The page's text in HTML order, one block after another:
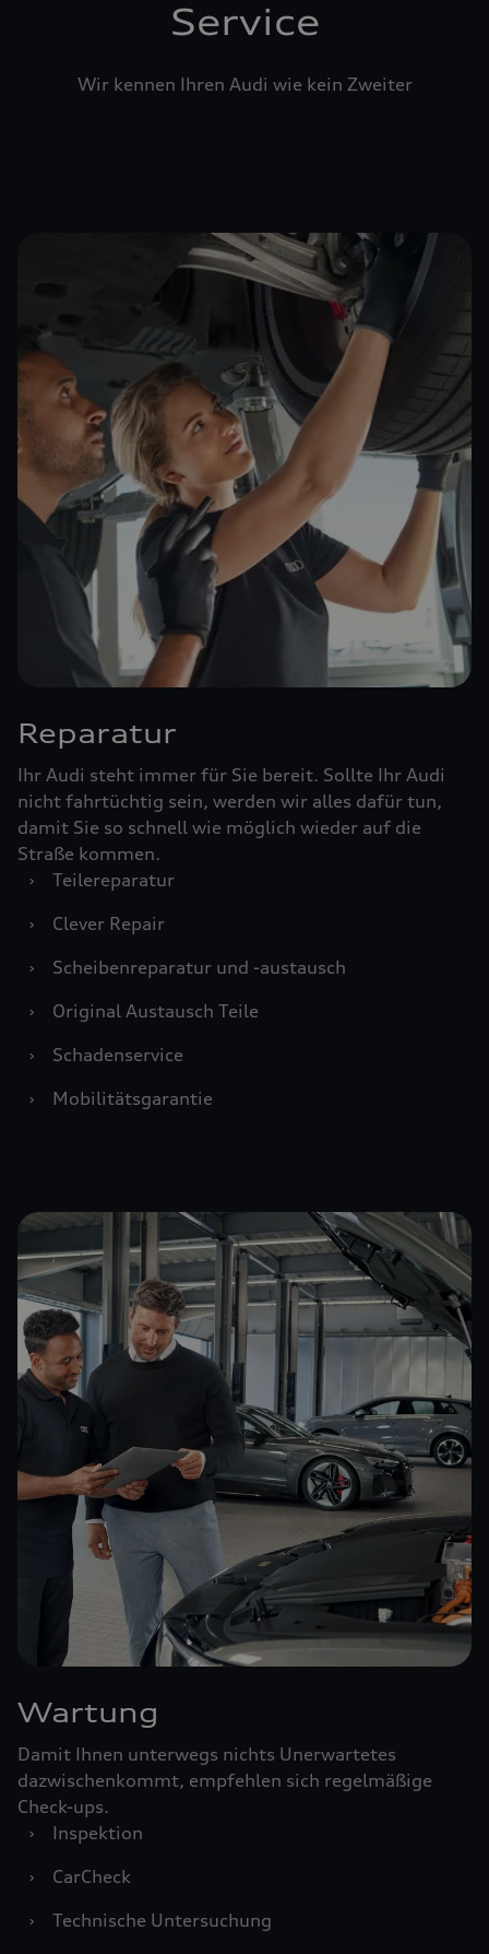
Service
Wir kennen Ihren Audi wie kein Zweiter
Reparatur
Ihr Audi steht immer für Sie bereit. Sollte Ihr Audi
nicht fahrtüchtig sein, werden wir alles dafür tun,
damit Sie so schnell wie möglich wieder auf die
Straße kommen.
›
Teilereparatur
›
Clever Repair
›
Scheibenreparatur und -austausch
›
Original Austausch Teile
›
Schadenservice
›
Mobilitätsgarantie
Wartung
Damit Ihnen unterwegs nichts Unerwartetes
dazwischenkommt, empfehlen sich regelmäßige
Check-ups.
›
Inspektion
›
CarCheck
›
Technische Untersuchung